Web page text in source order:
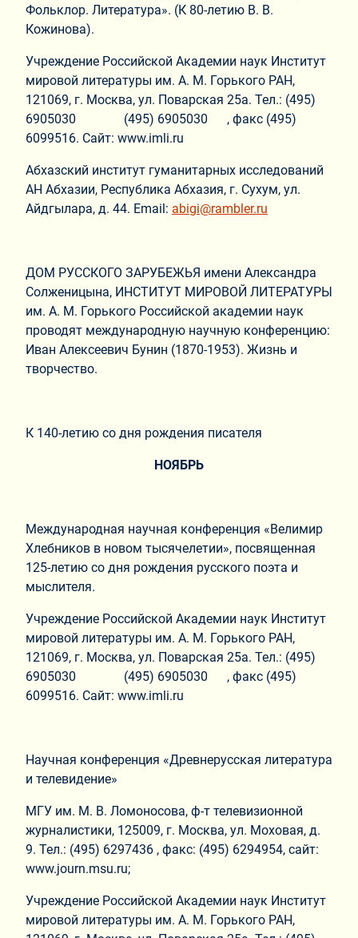
Фольклор. Литература». (К 80-летию В. В.
Кожинова).
Учреждение Российской Академии наук Институт
мировой литературы им. А. М. Горького РАН,
121069, г. Москва, ул. Поварская 25а. Тел.: (495)
6905030 (495) 6905030 , факс (495)
6099516. Сайт: www.imli.ru
Абхазский институт гуманитарных исследований
АН Абхазии, Республика Абхазия, г. Сухум, ул.
Айдгылара, д. 44. Email: abigi@rambler.ru
ДОМ РУССКОГО ЗАРУБЕЖЬЯ имени Александра
Солженицына, ИНСТИТУТ МИРОВОЙ ЛИТЕРАТУРЫ
им. А. М. Горького Российской академии наук
проводят международную научную конференцию:
Иван Алексеевич Бунин (1870-1953). Жизнь и
творчество.
К 140-летию со дня рождения писателя
НОЯБРЬ
Международная научная конференция «Велимир
Хлебников в новом тысячелетии», посвященная
125-летию со дня рождения русского поэта и
мыслителя.
Учреждение Российской Академии наук Институт
мировой литературы им. А. М. Горького РАН,
121069, г. Москва, ул. Поварская 25а. Тел.: (495)
6905030 (495) 6905030 , факс (495)
6099516. Сайт: www.imli.ru
Научная конференция «Древнерусская литература
и телевидение»
МГУ им. М. В. Ломоносова, ф-т телевизионной
журналистики, 125009, г. Москва, ул. Моховая, д.
9. Тел.: (495) 6297436 , факс: (495) 6294954, сайт:
www.journ.msu.ru;
Учреждение Российской Академии наук Институт
мировой литературы им. А. М. Горького РАН,